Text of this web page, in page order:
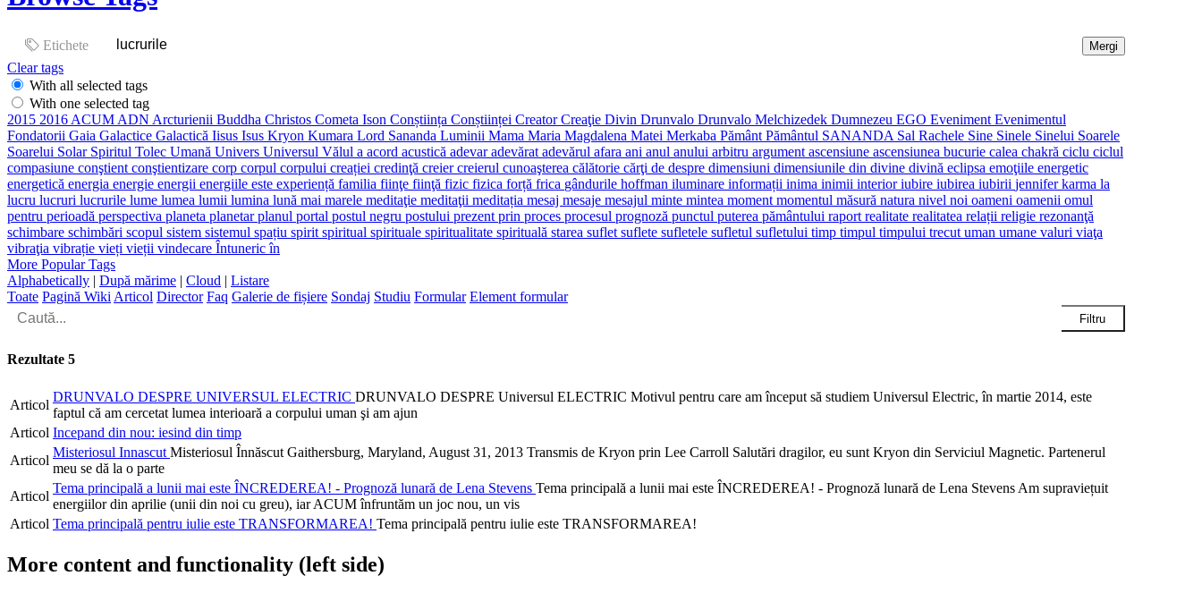
Etichete
Clear tags
With all selected tags
With one selected tag
2015 2016 ACUM ADN Arcturienii Buddha Christos Cometa Ison Conștiința Conștiinței CreatorCreaţie Divin Drunvalo Drunvalo Melchizedek Dumnezeu EGO Eveniment Evenimentul
Fondatorii Gaia Galactice Galactică Iisus Isus Kryon Kumara Lord Sananda Luminii Mama Maria Magdalena Matei Merkaba Pământ Pământul SANANDA Sal Rachele Sine Sinele Sinelui Soarele
Soarelui Solar Spiritul Tolec Umană Univers Universul Vălul a acord acustică adevaradevărat adevărul afara ani anul anului arbitru argument ascensiune ascensiunea bucurie calea chakră ciclu ciclul
compasiune conştient conştientizare corp corpul corpului creației credinţă creiercreierul cunoaşterea călătorie cărţi de despre dimensiuni dimensiunile din divine divină eclipsa emoţiile energetic
energetică energia energie energii energiile este experiență familia fiinţe fiinţă fizic fizica forță frica gândurile hoffman iluminare informații inima inimii interioriubire iubirea iubirii jenniferkarma la
lucru lucruri lucrurile lume lumea lumii lumina lună mai marele meditaţie meditaţii meditația mesaj mesaje mesajul minte mintea moment momentul măsură natura nivel noi oameni oamenii omul
pentru perioadă perspectiva planeta planetarplanul portal postul negru postului prezent prin proces procesul prognoză punctul puterea pământului raport realitate realitatea relații religie rezonanţă
schimbare schimbări scopul sistem sistemul spațiu spirit spiritual spirituale spiritualitate spirituală starea suflet suflete sufletele sufletul sufletului timp timpul timpului trecut uman umane valuri viaţa
vibraţia vibrație vieți vieții vindecare Întunericîn
More Popular Tags
Alphabetically | După mărime | Cloud | Listare
Toate Pagină Wiki Articol Director Faq Galerie de fișiere Sondaj Studiu Formular Element formular
Rezultate 5
Articol
DRUNVALO DESPRE UNIVERSUL ELECTRIC DRUNVALO DESPRE Universul ELECTRIC Motivul pentru care am început să studiem Universul Electric, în martie 2014, este
faptul că am cercetat lumea interioară a corpului uman şi am ajun
Articol Incepand din nou: iesind din timp
Articol
Misteriosul Innascut Misteriosul Înnăscut Gaithersburg, Maryland, August 31, 2013 Transmis de Kryon prin Lee Carroll Salutări dragilor, eu sunt Kryon din Serviciul Magnetic. Partenerul
meu se dă la o parte
Articol
Tema principală a lunii mai este ÎNCREDEREA! - Prognoză lunară de Lena Stevens Tema principală a lunii mai este ÎNCREDEREA! - Prognoză lunară de Lena Stevens Am supraviețuit
energiilor din aprilie (unii din noi cu greu), iar ACUM înfruntăm un joc nou, un vis
Articol Tema principală pentru iulie este TRANSFORMAREA! Tema principală pentru iulie este TRANSFORMAREA!
More content and functionality (left side)